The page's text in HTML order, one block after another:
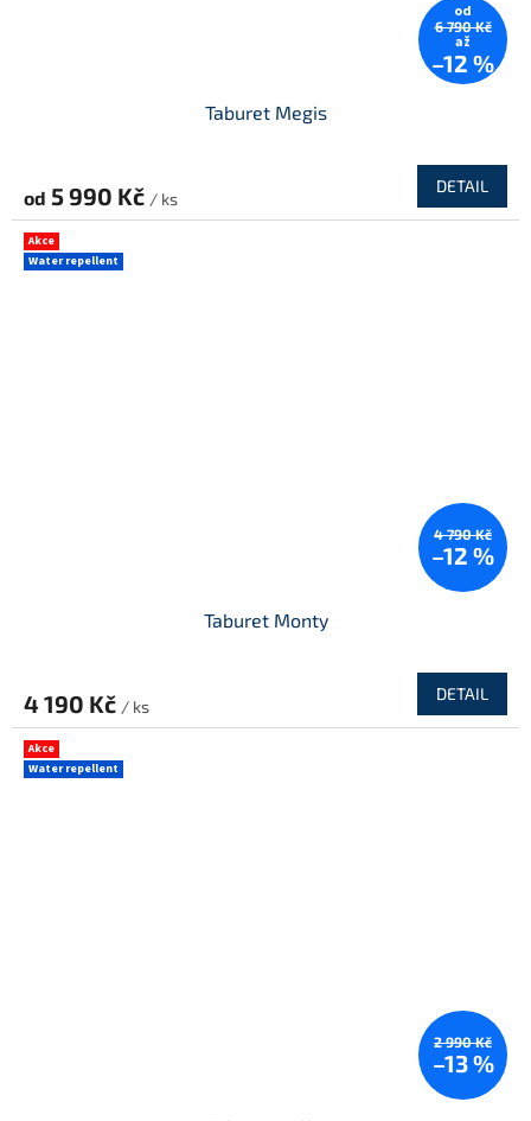
od
6 790 Kč
až
–12 %
Taburet Megis
od 5 990 Kč / ks
DETAIL
Akce
Water repellent
4 790 Kč
–12 %
Taburet Monty
4 190 Kč / ks
DETAIL
Akce
Water repellent
2 990 Kč
–13 %